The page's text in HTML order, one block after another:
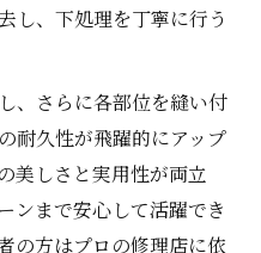
し、下処理を丁寧に行う
、さらに各部位を縫い付
耐久性が飛躍的にアップ
美しさと実用性が両立
ンまで安心して活躍でき
の方はプロの修理店に依